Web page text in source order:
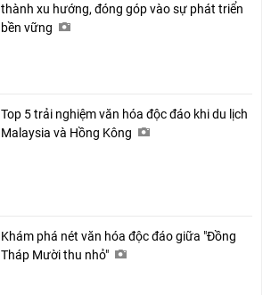
thành xu hướng, đóng góp vào sự phát triển
bền vững
Top 5 trải nghiệm văn hóa độc đáo khi du lịch
Malaysia và Hồng Kông
Khám phá nét văn hóa độc đáo giữa "Đồng
Tháp Mười thu nhỏ"